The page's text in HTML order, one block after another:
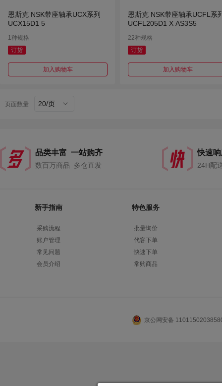
恩斯克 NSK带座轴承UCX系列
UCX15D1 5
1种规格
订货
加入购物车
恩斯克 NSK带座轴承UCFL系
UCFL205D1 X AS3S5
22种规格
订货
加入购物车
页面数量 20/页
品类丰富 一站购齐
数百万商品 多仓直发
快速
24H配
新手指南
采购流程
账户管理
常见问题
会员介绍
特色服务
批量询价
代客下单
快速下单
常购商品
京公网安备